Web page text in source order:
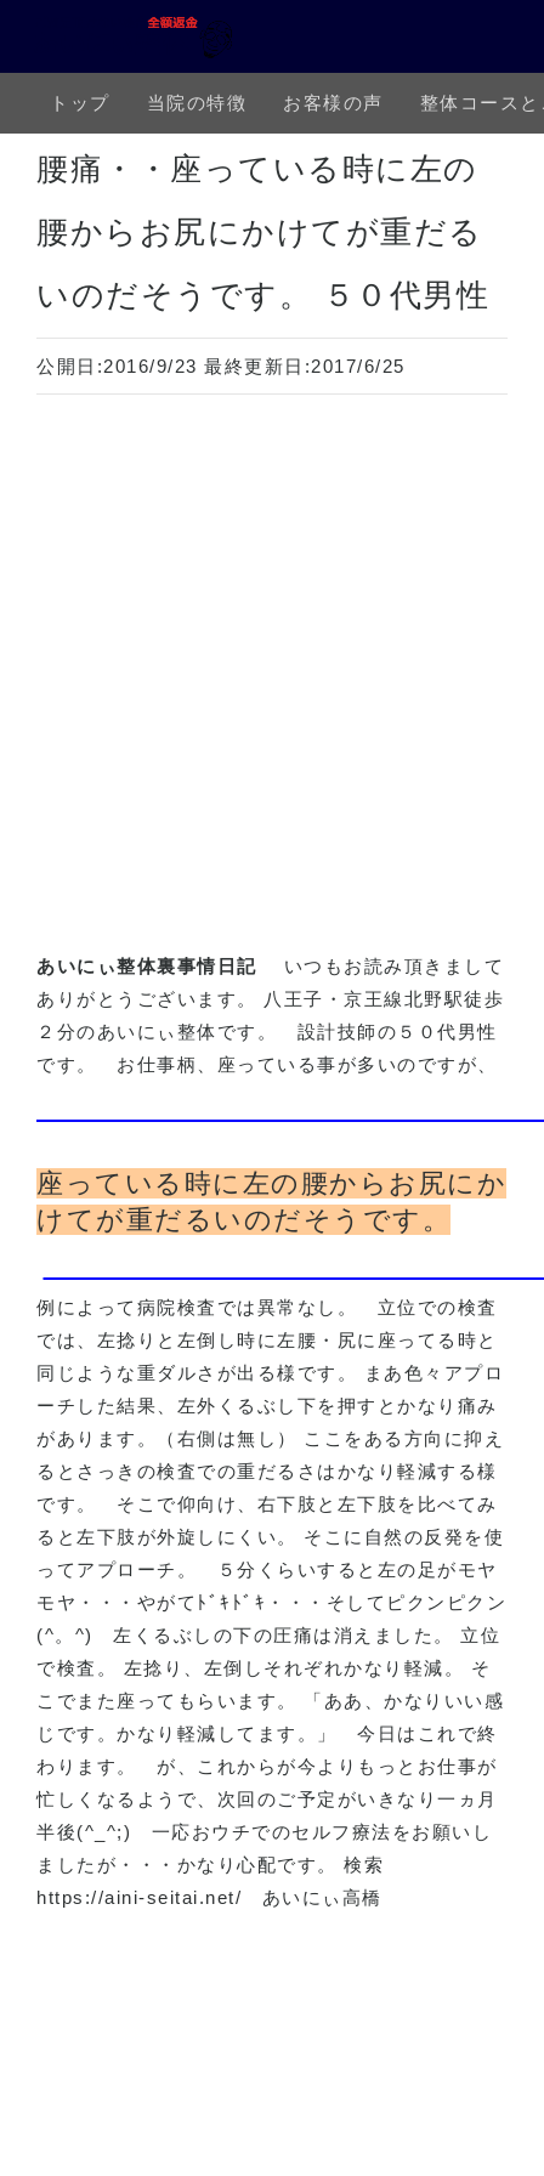
トップ 当院の特徴 お客様の声 整体コース
ホーム 下半身の痛み 腰痛 腰痛・・座っている時に左の腰からお尻にかけてが重だるいのだそう
腰痛・・座っている時に左の
腰からお尻にかけてが重だる
いのだそうです。 ５０代男性
公開日:2016/9/23 最終更新日:2017/6/25
あいにぃ整体裏事情日記
いつもお読み頂きまして
ありがとうございます。 八王子・京王線北野駅徒歩
２分のあいにぃ整体です。
設計技師の５０代男性
です。
お仕事柄、座っている事が多いのですが、
座っている時に左の腰からお尻にか
けてが重だるいのだそうです。
例によって病院検査では異常なし。
立位での検査
では、左捻りと左倒し時に左腰・尻に座ってる時と
同じような重ダルさが出る様です。 まあ色々アプロ
ーチした結果、左外くるぶし下を押すとかなり痛み
があります。（右側は無し） ここをある方向に抑え
るとさっきの検査での重だるさはかなり軽減する様
です。
そこで仰向け、右下肢と左下肢を比べてみ
ると左下肢が外旋しにくい。 そこに自然の反発を使
ってアプローチ。
５分くらいすると左の足がモヤ
モヤ・・・やがてﾄﾞｷﾄﾞｷ・・・そしてピクンピクン
(^。 ^)
左くるぶしの下の圧痛は消えました。 立位
で検査。 左捻り、左倒しそれぞれかなり軽減。 そ
こでまた座ってもらいます。 「ああ、かなりいい感
じです。かなり軽減してます。」
今日はこれで終
わります。
が、これからが今よりもっとお仕事が
忙しくなるようで、次回のご予定がいきなり一ヵ月
半後(^_^;)
一応おウチでのセルフ療法をお願いし
ましたが・・・かなり心配です。 検索
https://aini-seitai.net/
あいにぃ高橋